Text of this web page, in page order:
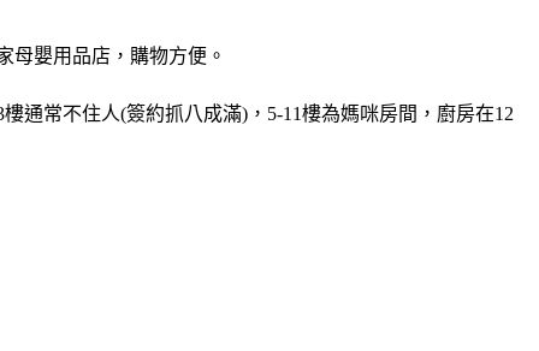
母嬰用品店，購物方便。
通常不住人(簽約抓八成滿)，5-11樓為媽咪房間，廚房在12